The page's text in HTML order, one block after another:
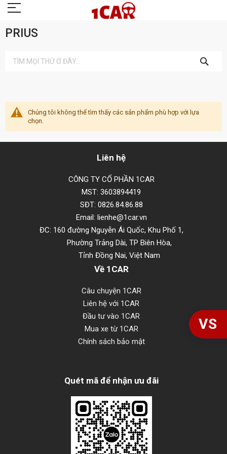
PRIUS
KIẾM
Chúng tôi không thể tìm thấy các sản phẩm phù hợp với lựa
chọn.
Liên hệ
CÔNG TY CỔ PHẦN 1CAR
MST: 3603894419
SĐT: 0826.84.86.88
Email: lienhe@1car.vn
ĐC: 160 đường Nguyễn Ái Quốc, Khu Phố 1,
Phường Trảng Dài, TP Biên Hòa,
Tỉnh Đồng Nai, Việt Nam
Về 1CAR
Câu chuyện 1CAR
Liên hệ với 1CAR
Đầu tư vào 1CAR
Mua xe từ 1CAR
Chính sách bảo mật
Quét mã để nhận ưu đãi
VS